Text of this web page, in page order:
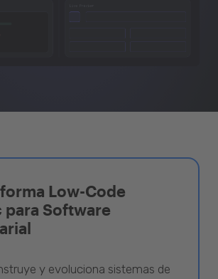
Low-Code
Software
y evoluciona sistemas de